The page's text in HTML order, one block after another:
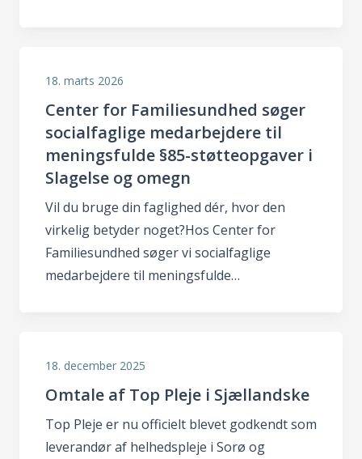
18. marts 2026
Center for Familiesundhed søger
socialfaglige medarbejdere til
meningsfulde §85-støtteopgaver i
Slagelse og omegn
Vil du bruge din faglighed dér, hvor den
virkelig betyder noget?Hos Center for
Familiesundhed søger vi socialfaglige
medarbejdere til meningsfulde…
18. december 2025
Omtale af Top Pleje i Sjællandske
Top Pleje er nu officielt blevet godkendt som
leverandør af helhedspleje i Sorø og